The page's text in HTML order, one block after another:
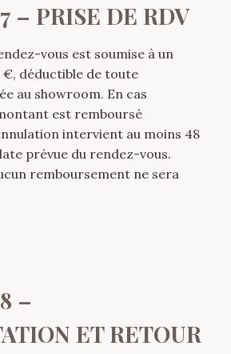
– PRISE DE RDV
vous est soumise à un
déductible de toute
au showroom. En cas
est remboursé
intervient au moins 48
prévue du rendez-vous.
remboursement ne sera
–
ET RETOUR